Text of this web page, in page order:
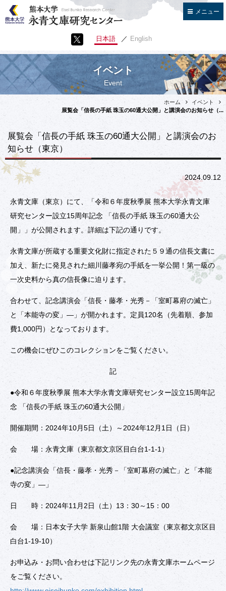
メニュー
日本語 English
イベント
Event
ホーム
イベント
展覧会「信長の手紙 珠玉の60通大公開」と講演会のお知らせ（...
展覧会「信長の手紙 珠玉の60通大公開」と講演会のお
知らせ（東京）
2024.09.12
永青文庫（東京）にて、「令和６年度秋季展 熊本大学永青文庫
研究センター設立15周年記念 「信長の手紙 珠玉の60通大公
開」」が公開されます。詳細は下記の通りです。
永青文庫が所蔵する重要文化財に指定された５９通の信長文書に
加え、新たに発見された細川藤孝宛の手紙を一挙公開！第一級の
一次史料から真の信長像に迫ります。
合わせて、記念講演会「信長・藤孝・光秀－「室町幕府の滅亡」
と「本能寺の変」―」が開かれます。定員120名（先着順、参加
費1,000円）となっております。
この機会にぜひこのコレクションをご覧ください。
記
●令和６年度秋季展 熊本大学永青文庫研究センター設立15周年記
念 「信長の手紙 珠玉の60通大公開」
開催期間：2024年10月5日（土）～2024年12月1日（日）
会 場：永青文庫（東京都文京区目白台1-1-1）
●記念講演会「信長・藤孝・光秀－「室町幕府の滅亡」と「本能
寺の変」―」
日 時：2024年11月2日（土）13：30～15：00
会 場：日本女子大学 新泉山館1階 大会議室（東京都文京区目
白台1-19-10）
お申込み・お問い合わせは下記リンク先の永青文庫ホームページ
をご覧ください。
閉じる
ホーム
お知らせ
イベント
センターについて
センター長あいさつ
趣旨・目的
永青文庫とは
よくある質問
刊行物
研究紹介
目録データベース
データベースについて
利用者登録・申請
利用規約
アクセス